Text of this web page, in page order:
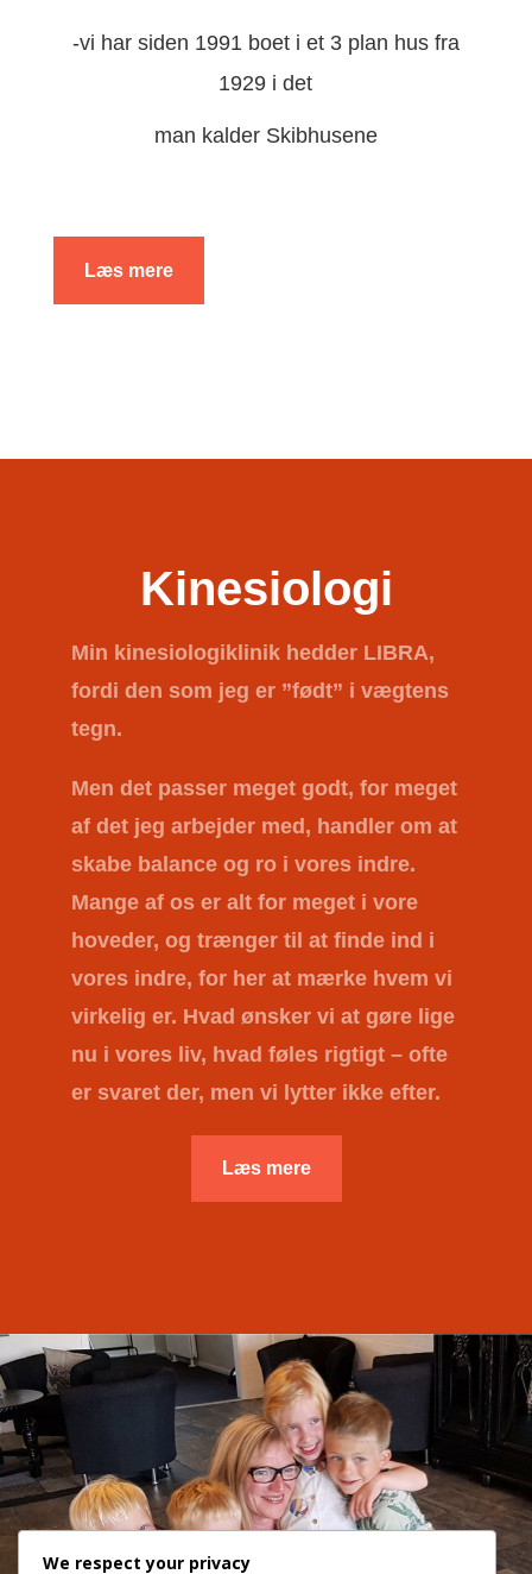
-vi har siden 1991 boet i et 3 plan hus fra
1929 i det
man kalder Skibhusene
Læs mere
Kinesiologi
Min kinesiologiklinik hedder LIBRA,
fordi den som jeg er ”født” i vægtens
tegn.
Men det passer meget godt, for meget
af det jeg arbejder med, handler om at
skabe balance og ro i vores indre.
Mange af os er alt for meget i vore
hoveder, og trænger til at finde ind i
vores indre, for her at mærke hvem vi
virkelig er. Hvad ønsker vi at gøre lige
nu i vores liv, hvad føles rigtigt – ofte
er svaret der, men vi lytter ikke efter.
Læs mere
We respect your privacy